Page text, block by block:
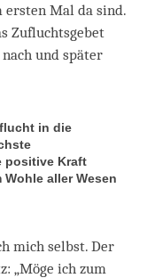
ersten Mal da sind.
Zufluchtsgebet
und später
in die
positive Kraft
aller Wesen
mich selbst. Der
„Möge ich zum